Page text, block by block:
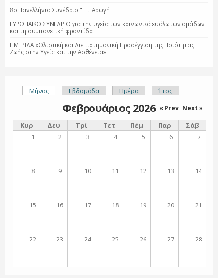
8ο Πανελλήνιο Συνέδριο "Επ' Αρωγή"
ΕΥΡΩΠΑΪΚΟ ΣΥΝΕΔΡΙΟ για την υγεία των κοινωνικά ευάλωτων ομάδων
και τη συμπονετική φροντίδα
ΗΜΕΡΙΔΑ «Ολιστική και Διεπιστημονική Προσέγγιση της Ποιότητας
Ζωής στην Υγεία και την Ασθένεια»
Πρωτεύουσες καρτέλες
Μήνας(ενεργή καρτέλα)
Εβδομάδα Ημέρα Έτος
Φεβρουάριος 2026 « Prev Next »
Κυρ Δευ Τρί Τετ Πέμ Παρ
Σάβ
1
2 3 4 5 6 7
8 9 10 11 12 13 14
15 16 17 18 19 20 21
22 23 24 25 26 27 28